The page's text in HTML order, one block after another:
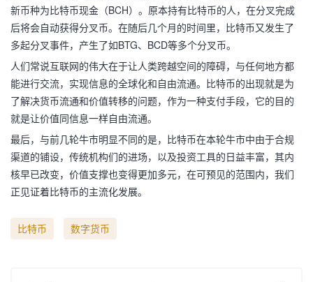
新币种为比特币现金（BCH）。原本持有比特币的人，在分叉完成
后将会自动获得分叉币。在随后几个月的时间里，比特币又发生了
多起分叉事件，产生了如BTG、BCD等多个分叉币。
人们常说互联网的伟大在于让人类跨越空间的障碍，与任何地方都
能进行交流，实现信息的全球化和自由流通。比特币的出现就是为
了解决货币流通和价值转移的问题，作为一种支付手段，它的目的
就是让价值同信息一样自由流通。
最后，与前几轮牛市明显不同的是，比特币在本轮牛市中由于合规
渠道的铺设，传统机构们的进场，以及投资工具的日益丰富，其内
核早已改变，价值支撑也变得更加多元，在可预见的范围内，我们
正见证着比特币的主流化发展。
比特币 数字货币